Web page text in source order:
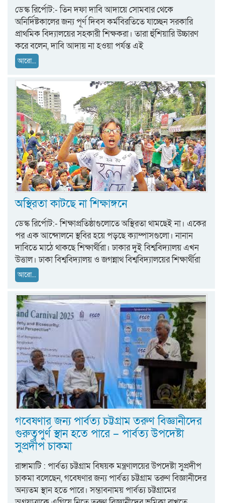
ডেস্ক রির্পোট:- তিন দফা দাবি আদায়ে সোমবার থেকে
অনির্দিষ্টকালের জন্য পূর্ণ দিবস কর্মবিরতিতে যাচ্ছেন সরকারি
প্রাথমিক বিদ্যালয়ের সহকারী শিক্ষকরা। তারা হুঁশিয়ারি উচ্চারণ
করে বলেন, দাবি আদায় না হওয়া পর্যন্ত এই
আরো...
অস্থিরতা কাটছে না শিক্ষাঙ্গনে
ডেস্ক রির্পোট:- শিক্ষাপ্রতিষ্ঠাগুলোতে অস্থিরতা থামছেই না। একের
পর এক আন্দোলনে স্থবির হয়ে পড়ছে ক্যাম্পাসগুলো। নানান
দাবিতে মাঠে থাকছে শিক্ষার্থীরা। ঢাকার দুই বিশ্ববিদ্যালয় এখন
উত্তাল। ঢাকা বিশ্ববিদ্যালয় ও জগন্নাথ বিশ্ববিদ্যালয়ের শিক্ষার্থীরা
আরো...
গবেষণার জন্য পার্বত্য চট্টগ্রাম তরুণ বিজ্ঞানীদের
গুরুত্বপুর্ণ স্থান হতে পারে – পার্বত্য উপদেষ্টা
সুপ্রদীপ চাকমা
রাঙ্গামাটি : পার্বত্য চট্টগ্রাম বিষয়ক মন্ত্রণালয়ের উপদেষ্টা সুপ্রদীপ
চাকমা বলেছেন, গবেষণার জন্য পার্বত্য চট্টগ্রাম তরুণ বিজ্ঞানীদের
অন্যতম স্থান হতে পারে। সম্ভাবনাময় পার্বত্য চট্টগ্রামের